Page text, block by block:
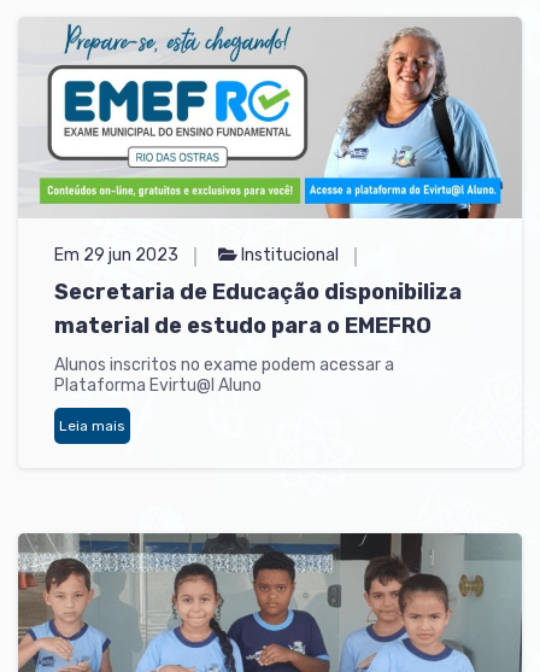
Em 29 jun 2023 Institucional
Secretaria de Educação disponibiliza
material de estudo para o EMEFRO
Alunos inscritos no exame podem acessar a
Plataforma Evirtu@l Aluno
Leia mais